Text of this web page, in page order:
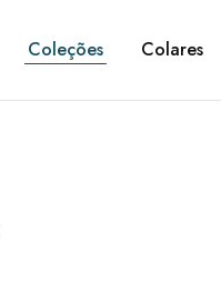
Coleções Colares